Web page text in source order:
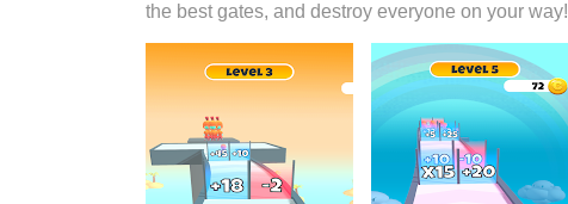
the best gates, and destroy everyone on your way!